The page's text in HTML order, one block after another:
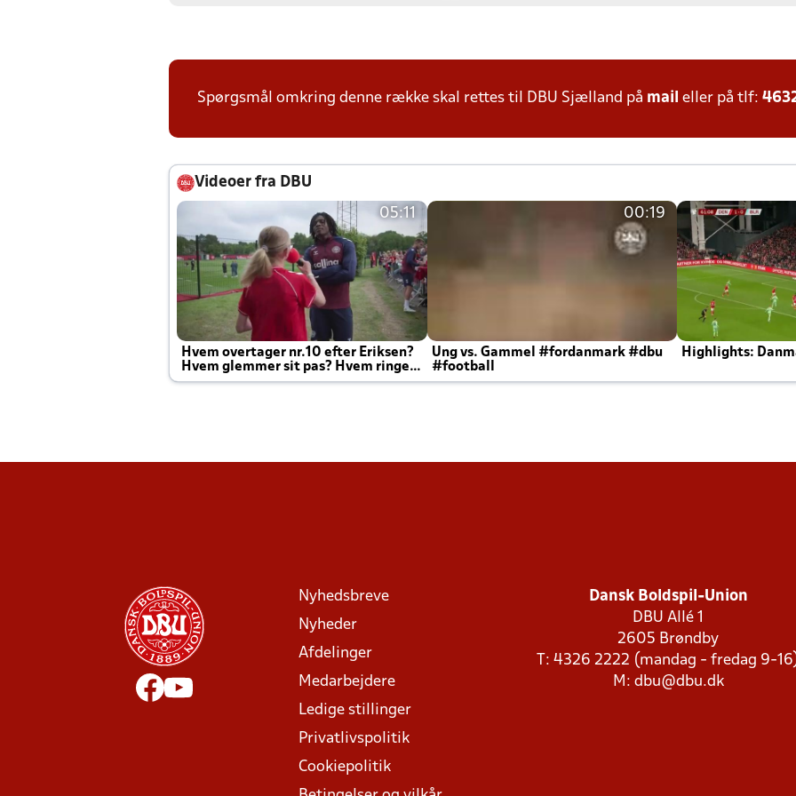
Spørgsmål omkring denne række skal rettes til DBU Sjælland på mail eller på tlf:
Videoer fra DBU
05:11
Hvem overtager nr.10 efter Eriksen?
Hvem glemmer sit pas? Hvem ringer
Joachim altid til efter kampe?
00:19
Ung vs. Gammel #fordanmark #dbu
#football
Highlights:
Nyhedsbreve
Nyheder
Afdelinger
Medarbejdere
Ledige stillinger
Privatlivspolitik
Cookiepolitik
Dansk Boldspil-Union
DBU Allé 1
2605 Brøndby
T: 4326 2222 (mandag - fredag 9-
M: dbu@dbu.dk